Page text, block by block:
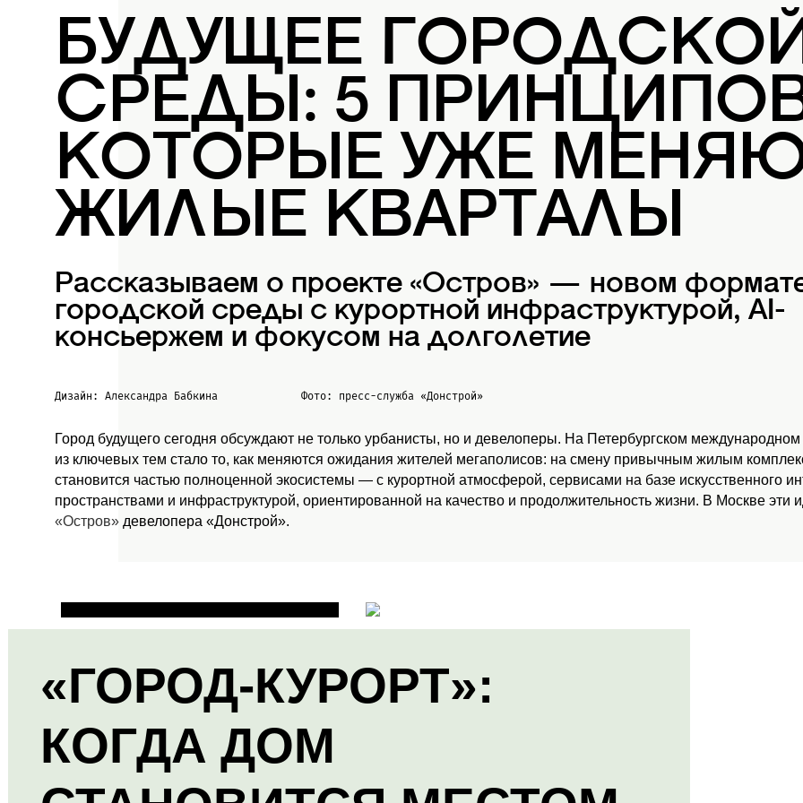
БУДУЩЕЕ
СРЕДЫ: 5
КОТОРЫЕ УЖЕ
ЖИЛЫЕ КВАРТАЛЫ
Рассказываем о проекте «Остров» — новом
городской среды с курортной инфраструктурой, AI-
консьержем и фокусом на долголетие
Дизайн: Александра Бабкина Фото: пресс-служба «Донстрой»
Город будущего сегодня обсуждают не только урбанисты, но и девелоперы. На Петербургском
из ключевых тем стало то, как меняются ожидания жителей мегаполисов: на смену привычным жилым
становится частью полноценной экосистемы — с курортной атмосферой, сервисами на базе искусственного
пространствами и инфраструктурой, ориентированной на качество и продолжительность жизни. В Москве
«Остров» девелопера «Донстрой».
«ГОРОД-КУРОРТ»:
КОГДА ДОМ